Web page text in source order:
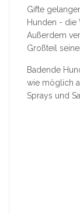
Gifte
Hunden - die
Außerdem
Großteil
Badende
wie möglich
Sprays und